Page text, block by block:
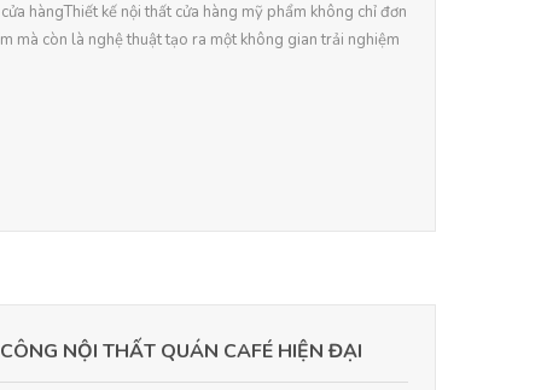
hàngThiết kế nội thất cửa hàng mỹ phẩm không chỉ đơn
mà còn là nghệ thuật tạo ra một không gian trải nghiệm
NỘI THẤT QUÁN CAFÉ HIỆN ĐẠI